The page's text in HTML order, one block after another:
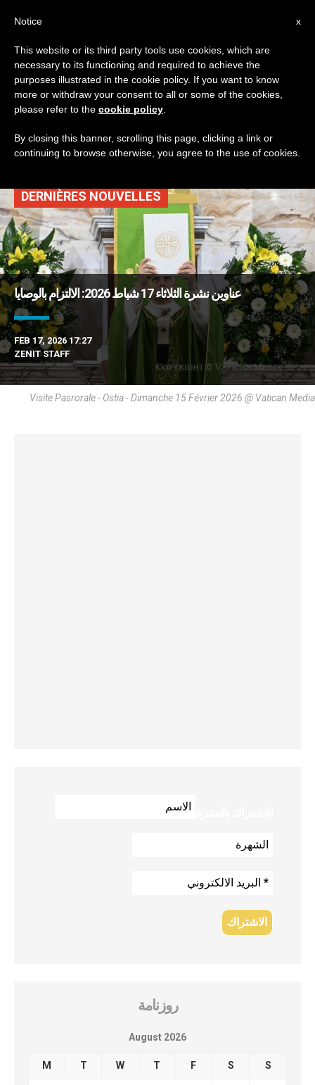
TAG
Posts Tagged ‘حبّ
الآخر’
DERNIÈRES NOUVELLES
عناوين نشرة الثلاثاء 17 شباط 2026: الالتزام بالوصايا
FEB 17, 2026 17:27
ZENIT STAFF
Visite Pasrorale - Ostia - Dimanche 15 Février 2026 @ Vatican Media
روزنامة
August 2026
M T W T F S S
x
Notice
This website or its third party tools use cookies, which are
necessary to its functioning and required to achieve the
purposes illustrated in the cookie policy. If you want to know
more or withdraw your consent to all or some of the cookies,
please refer to the cookie policy
By closing this banner, scrolling this page, clicking a link or
continuing to browse otherwise, you agree to the use of cookies.